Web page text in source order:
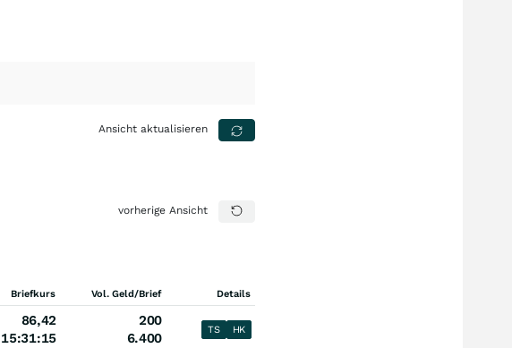
Ansicht aktualisieren
vorherige Ansicht
Briefkurs Vol. Geld/Brief Details
86,42
15:31:15
200
6.400
TS HK